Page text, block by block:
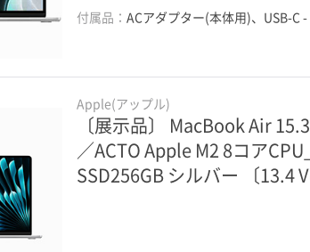
付属品：ACアダプター(本体用)、USB-C
Apple(アップル)
〔展示品〕 MacBook Air
／ACTO Apple M2 8コア
SSD256GB シルバー 〔13.4